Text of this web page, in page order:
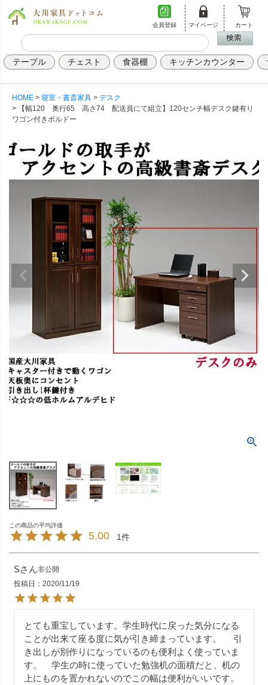
会員登録 マイページ カート
テーブル チェスト 食器棚 キッチンカウンター
HOME 寝室・書斎家具
デスク
【幅120 奥行65 高さ74 配送員にて組立】120センチ幅デスク鍵有り
ワゴン付きボルドー
5.00 1
S
非公開
投稿日
2020/11/19
とても重宝しています。学生時代に戻った気分になる
ことが出来て座る度に気が引き締まっています。     引
き出しが別作りになっているのも便利よく使っていま
す。    学生の時に使っていた勉強机の面積だと、机の
上にものを置かれないのでこの幅は便利がいいです。